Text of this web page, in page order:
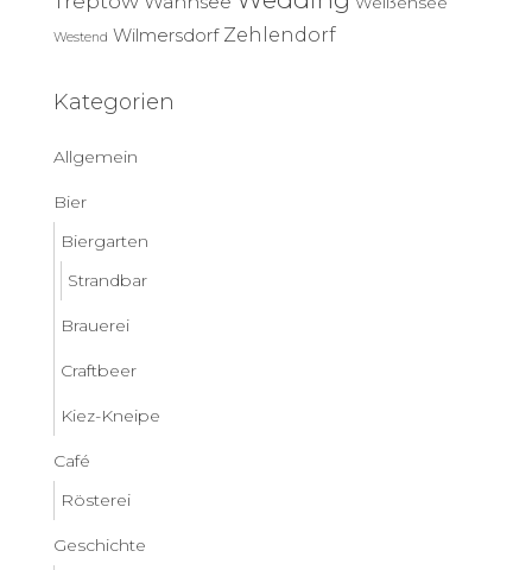
Westend Wilmersdorf Zehlendorf
Kategorien
Allgemein
Bier
Biergarten
Strandbar
Brauerei
Craftbeer
Kiez-Kneipe
Café
Rösterei
Geschichte